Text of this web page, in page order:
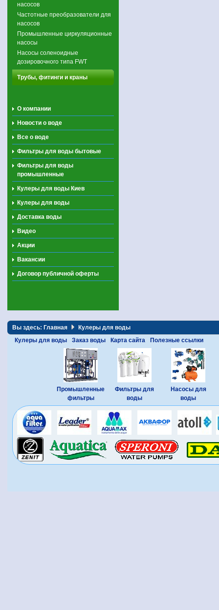
насосов
Частотные преобразователи для
насосов
Промышленные циркуляционные
насосы
Насосы соленоидные
дозировочного типа FWT
Трубы, фитинги и краны
О компании
Новости о воде
Все о воде
Фильтры для воды бытовые
Фильтры для воды
промышленные
Кулеры для воды Киев
Кулеры для воды
Доставка воды
Видео
Акции
Вакансии
Договор публичной оферты
Вы здесь: Главная
Кулеры для воды
Кулеры для воды
Заказ воды Карта сайта Полезные ссылки
Промышленные
фильтры
Фильтры для
воды
Насосы для
воды